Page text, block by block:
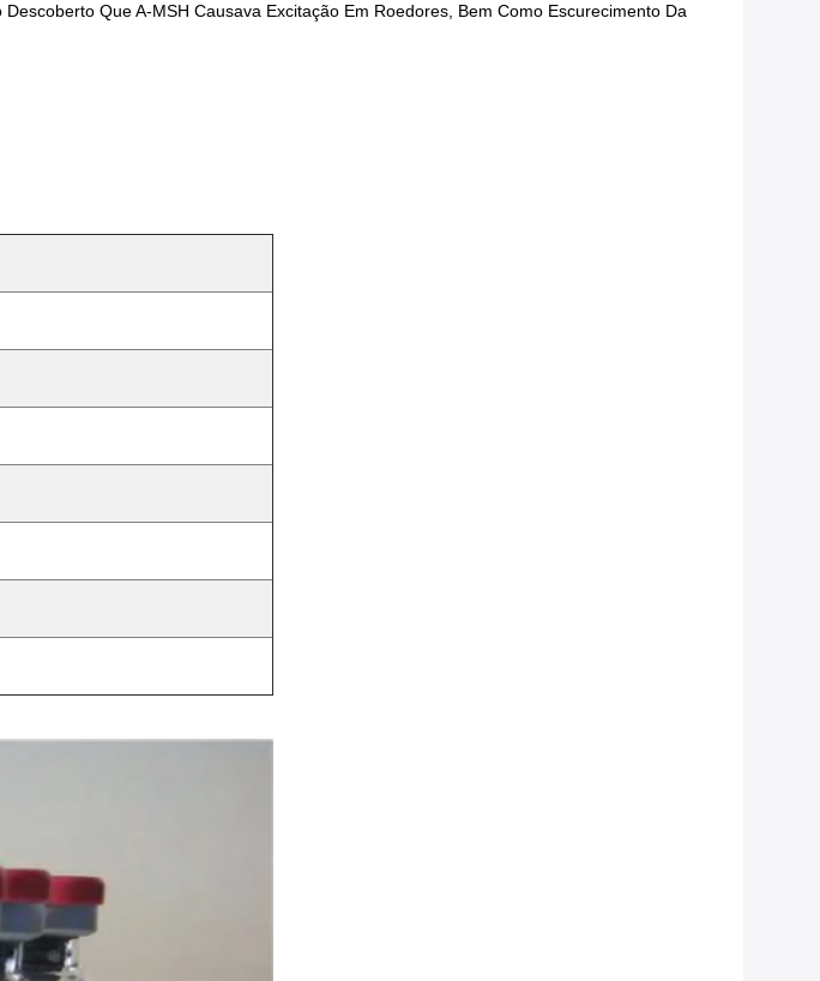
Que A-MSH Causava Excitação Em Roedores, Bem Como Escurecimento Da